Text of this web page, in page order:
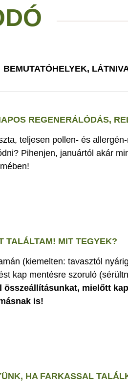
BEMUTATÓHELYEK,
REGENERÁLÓDÁS,
teljesen pollen- és
Pihenjen, januártól akár
TALÁLTAM! MIT TEGYEK?
(kiemelten: tavasztól
kap mentésre szoruló
összeállításunkat, mielőtt
is!
HA FARKASSAL